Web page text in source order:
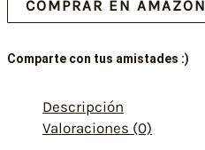
COMPRAR EN AMAZON
Comparte con tus amistades :)
Descripción
Valoraciones (0)